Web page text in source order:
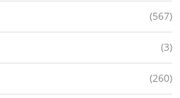
(567)
(3)
(260)